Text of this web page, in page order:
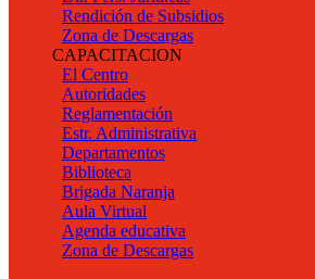
Rendición de Subsidios
Zona de Descargas
CAPACITACION
El Centro
Autoridades
Reglamentación
Estr. Administrativa
Departamentos
Biblioteca
Brigada Naranja
Aula Virtual
Agenda educativa
Zona de Descargas